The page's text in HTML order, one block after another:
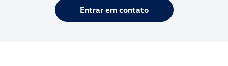
Entrar em contato